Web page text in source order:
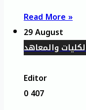
Read More »
29 August
والمعاهد
Editor
0407